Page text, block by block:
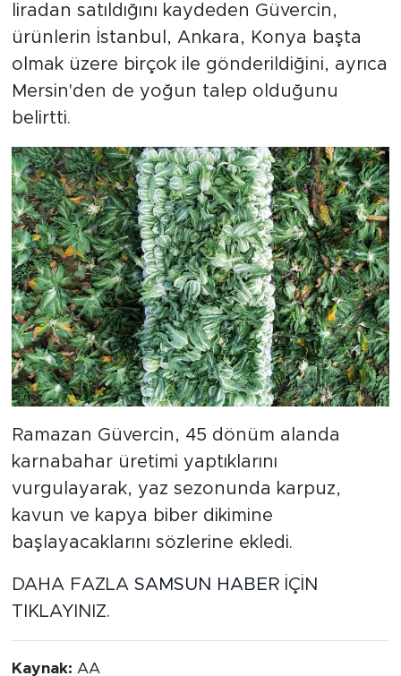
liradan satıldığını kaydeden Güvercin,
ürünlerin İstanbul, Ankara, Konya başta
olmak üzere birçok ile gönderildiğini, ayrıca
Mersin'den de yoğun talep olduğunu
belirtti.
Ramazan Güvercin, 45 dönüm alanda
karnabahar üretimi yaptıklarını
vurgulayarak, yaz sezonunda karpuz,
kavun ve kapya biber dikimine
başlayacaklarını sözlerine ekledi.
DAHA FAZLA SAMSUN HABERİÇİN
TIKLAYINIZ.
Kaynak: AA